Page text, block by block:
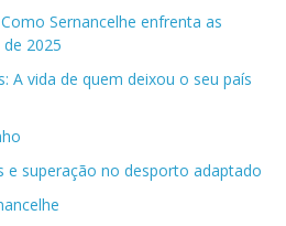
Sernancelhe enfrenta as
2025
A vida de quem deixou o seu país
e superação no desporto adaptado